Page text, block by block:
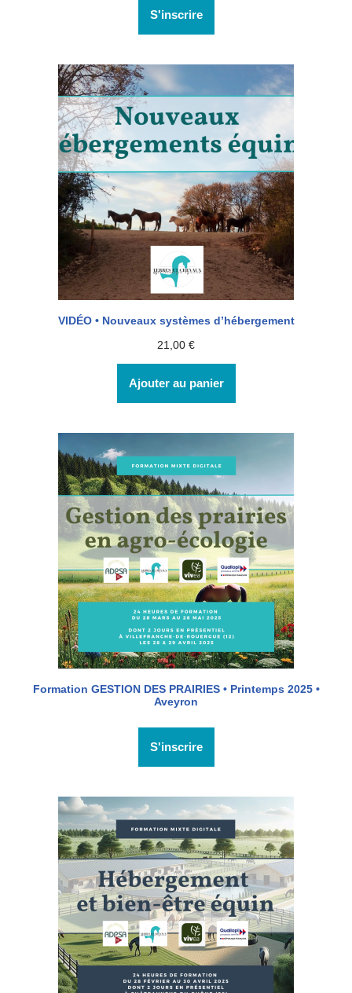
S'inscrire
VIDÉO • Nouveaux systèmes d’hébergement
21,00 €
Ajouter au panier
Formation GESTION DES PRAIRIES • Printemps 2025 •
Aveyron
S'inscrire